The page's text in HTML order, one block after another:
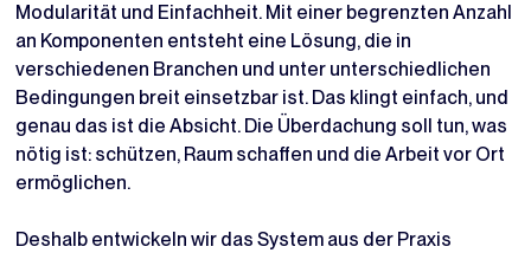
Modularität und Einfachheit. Mit einer begrenzten Anzahl
an Komponenten entsteht eine Lösung, die in
verschiedenen Branchen und unter unterschiedlichen
Bedingungen breit einsetzbar ist. Das klingt einfach, und
genau das ist die Absicht. Die Überdachung soll tun, was
nötig ist: schützen, Raum schaffen und die Arbeit vor Ort
ermöglichen.
Deshalb entwickeln wir das System aus der Praxis